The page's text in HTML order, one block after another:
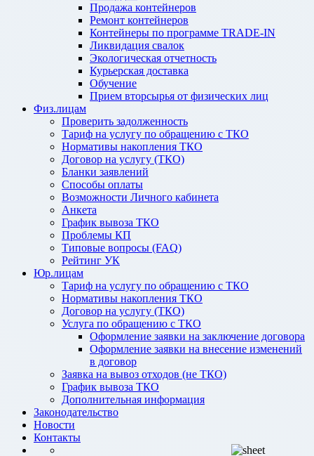
Продажа контейнеров
Ремонт контейнеров
Контейнеры по программе TRADE-IN
Ликвидация свалок
Экологическая отчетность
Курьерская доставка
Обучение
Прием вторсырья от физических лиц
Физ.лицам
Проверить задолженность
Тариф на услугу по обращению с ТКО
Нормативы накопления ТКО
Договор на услугу (ТКО)
Бланки заявлений
Способы оплаты
Возможности Личного кабинета
Анкета
График вывоза ТКО
Проблемы КП
Типовые вопросы (FAQ)
Рейтинг УК
Юр.лицам
Тариф на услугу по обращению с ТКО
Нормативы накопления ТКО
Договор на услугу (ТКО)
Услуга по обращению с ТКО
Оформление заявки на заключение договора
Оформление заявки на внесение изменений
в договор
Заявка на вывоз отходов (не ТКО)
График вывоза ТКО
Дополнительная информация
Законодательство
Новости
Контакты